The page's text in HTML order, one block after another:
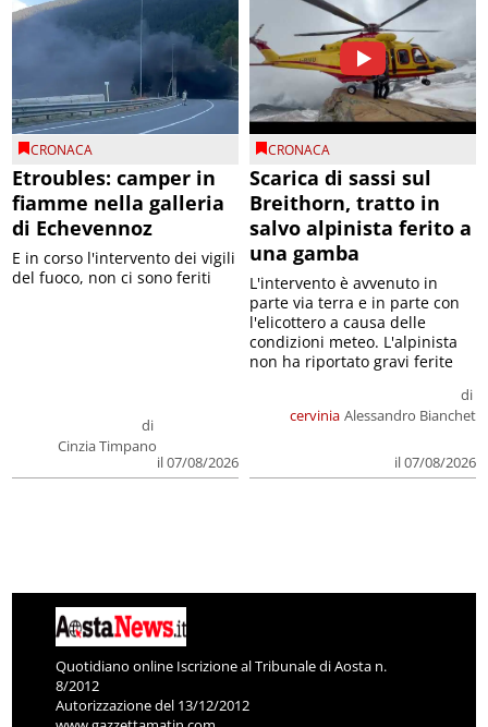
CRONACA
Etroubles: camper in
fiamme nella galleria
di Echevennoz
di
Cinzia Timpano
il 07/08/2026
E in corso l'intervento dei vigili
del fuoco, non ci sono feriti
CRONACA
Scarica di sassi sul
Breithorn, tratto in
salvo alpinista ferito a
una gamba
cervinia
di
Alessandro Bianchet
il 07/08/2026
L'intervento è avvenuto in
parte via terra e in parte con
l'elicottero a causa delle
condizioni meteo. L'alpinista
non ha riportato gravi ferite
Quotidiano online Iscrizione al Tribunale di Aosta n.
8/2012
Autorizzazione del 13/12/2012